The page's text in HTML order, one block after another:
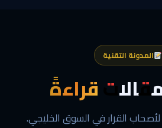
المدونة التقنية
قراءةً
القرار في السوق الخليجي.